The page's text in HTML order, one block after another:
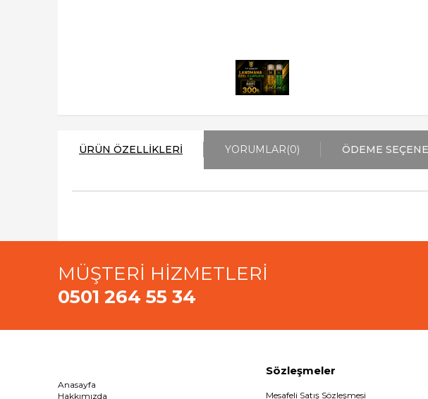
ÜRÜN ÖZELLIKLERI YORUMLAR(0) ÖDEME
MÜŞTERİ HİZMETLERİ
0501 264 55 34
Anasayfa
Hakkımızda
Sözleşmeler
Mesafeli Satış Sözleşmesi